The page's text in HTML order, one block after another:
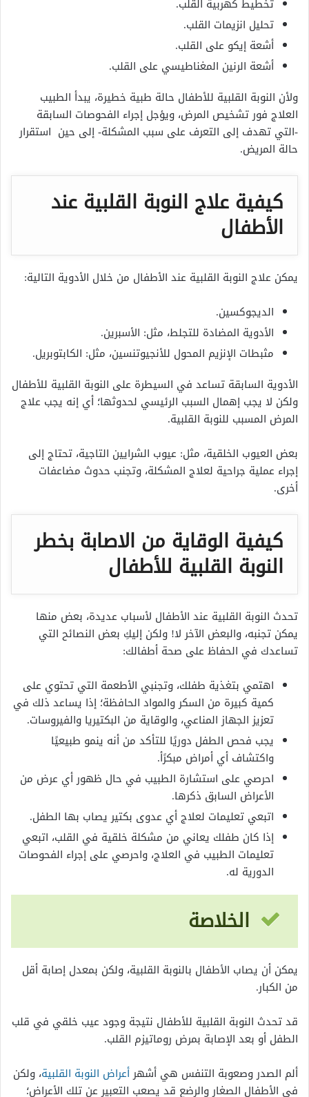
تخطيط كهربية القلب.
تحليل انزيمات القلب.
أشعة إيكو على القلب.
أشعة الرنين المغناطيسي على القلب.
ولأن النوبة القلبية للأطفال حالة طبية خطيرة، يبدأ الطبيب
العلاج فور تشخيص المرض، ويؤجل إجراء الفحوصات السابقة
-التي تهدف إلى التعرف على سبب المشكلة- إلى حين استقرار
حالة المريض.
كيفية علاج النوبة القلبية عند
الأطفال
يمكن علاج النوبة القلبية عند الأطفال من خلال الأدوية التالية:
الديجوكسين.
الأدوية المضادة للتجلط، مثل: الأسبرين.
مثبطات الإنزيم المحول للأنجيوتنسين، مثل: الكابتوبريل.
الأدوية السابقة تساعد في السيطرة على النوبة القلبية للأطفال
ولكن لا يجب إهمال السبب الرئيسي لحدوثها؛ أي إنه يجب علاج
المرض المسبب للنوبة القلبية.
بعض العيوب الخلقية، مثل: عيوب الشرايين التاجية، تحتاج إلى
إجراء عملية جراحية لعلاج المشكلة، وتجنب حدوث مضاعفات
أخرى.
كيفية الوقاية من الاصابة بخطر
النوبة القلبية للأطفال
تحدث النوبة القلبية عند الأطفال لأسباب عديدة، بعض منها
يمكن تجنبه، والبعض الآخر لا! ولكن إليكِ بعض النصائح التي
تساعدك في الحفاظ على صحة أطفالك:
اهتمي بتغذية طفلك، وتجنبي الأطعمة التي تحتوي على
كمية كبيرة من السكر والمواد الحافظة؛ إذا يساعد ذلك في
تعزيز الجهاز المناعي، والوقاية من البكتيريا والفيروسات.
يجب فحص الطفل دوريًا للتأكد من أنه ينمو طبيعيًا
واكتشاف أي أمراض مبكرًأ.
احرصي على استشارة الطبيب في حال ظهور أي عرض من
الأعراض السابق ذكرها.
اتبعي تعليمات لعلاج أي عدوى بكتير يصاب بها الطفل.
إذا كان طفلك يعاني من مشكلة خلقية في القلب، اتبعي
تعليمات الطبيب في العلاج، واحرصي على إجراء الفحوصات
الدورية له.
الخلاصة
يمكن أن يصاب الأطفال بالنوبة القلبية، ولكن بمعدل إصابة أقل
من الكبار.
قد تحدث النوبة القلبية للأطفال نتيجة وجود عيب خلقي في قلب
الطفل أو بعد الإصابة بمرض روماتيزم القلب.
ألم الصدر وصعوبة التنفس هي أشهرأعراض النوبة القلبية، ولكن
في الأطفال الصغار والرضع قد يصعب التعبير عن تلك الأعراض؛